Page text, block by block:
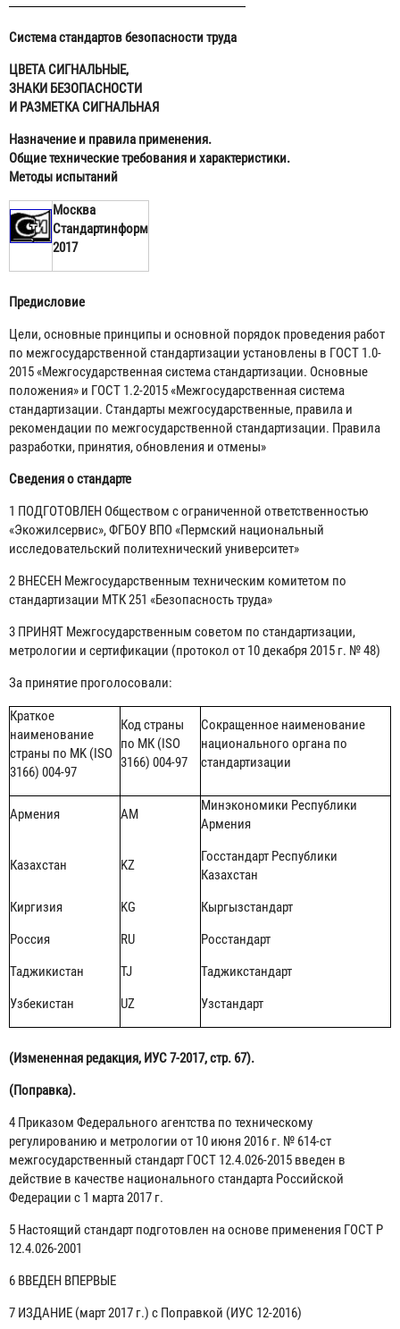
Система стандартов безопасности труда
ЦВЕТА СИГНАЛЬНЫЕ,
ЗНАКИ БЕЗОПАСНОСТИ
И РАЗМЕТКА СИГНАЛЬНАЯ
Назначение и правила применения.
Общие технические требования и характеристики.
Методы испытаний
Москва
Стандартинформ
2017
Предисловие
Цели, основные принципы и основной порядок проведения работ
по межгосударственной стандартизации установлены в ГОСТ 1.0-
2015 «Межгосударственная система стандартизации. Основные
положения» и ГОСТ 1.2-2015 «Межгосударственная система
стандартизации. Стандарты межгосударственные, правила и
рекомендации по межгосударственной стандартизации. Правила
разработки, принятия, обновления и отмены»
Сведения о стандарте
1 ПОДГОТОВЛЕН Обществом с ограниченной ответственностью
«Экожилсервис», ФГБОУ ВПО «Пермский национальный
исследовательский политехнический университет»
2 ВНЕСЕН Межгосударственным техническим комитетом по
стандартизации МТК 251 «Безопасность труда»
3 ПРИНЯТ Межгосударственным советом по стандартизации,
метрологии и сертификации (протокол от 10 декабря 2015 г. № 48)
За принятие проголосовали:
Краткое
наименование
страны по MK (ISO
3166) 004-97
Код страны
по МК (ISO
3166) 004-97
Сокращенное наименование
национального органа по
стандартизации
Армения AM
Минэкономики Республики
Армения
Казахстан KZ
Госстандарт Республики
Казахстан
Киргизия
KG
Кыргызстандарт
Россия
RU
Росстандарт
Таджикистан
TJ
Таджикстандарт
Узбекистан
UZ Узстандарт
(Измененная редакция, ИУС 7-2017, стр. 67).
(Поправка).
4 Приказом Федерального агентства по техническому
регулированию и метрологии от 10 июня 2016 г. № 614-ст
межгосударственный стандарт ГОСТ 12.4.026-2015 введен в
действие в качестве национального стандарта Российской
Федерации с 1 марта 2017 г.
5 Настоящий стандарт подготовлен на основе применения ГОСТ Р
12.4.026-2001
6 ВВЕДЕН ВПЕРВЫЕ
7 ИЗДАНИЕ (март 2017 г.) с Поправкой (ИУС 12-2016)